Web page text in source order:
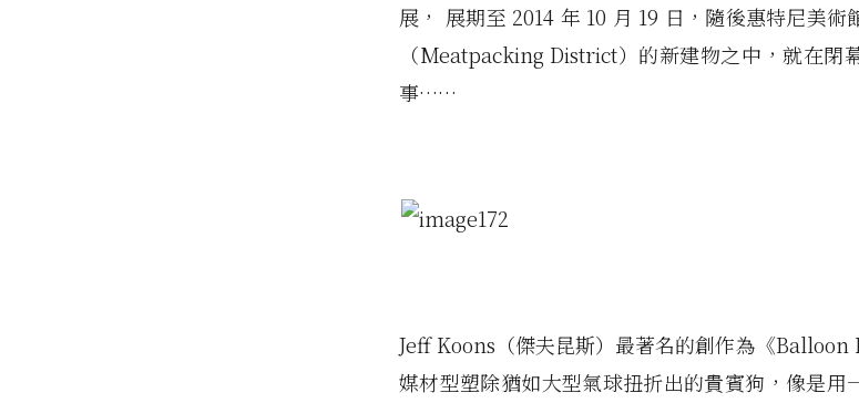
展， 展期至 2014 年 10 月 19 日，隨後惠特尼美
（Meatpacking District）的新建物之中，就在閉
事……
Jeff Koons（傑夫昆斯）最著名的創作為《Balloon
媒材型塑除猶如大型氣球扭折出的貴賓狗，像是用